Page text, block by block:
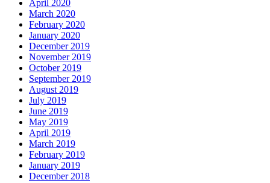
April 2020
March 2020
February 2020
January 2020
December 2019
November 2019
October 2019
September 2019
August 2019
July 2019
June 2019
May 2019
April 2019
March 2019
February 2019
January 2019
December 2018